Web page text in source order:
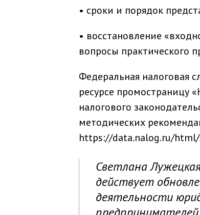
• сроки и порядок
• восстановление
вопросы практического
Федеральная налоговая
ресурсе промостраницу
налогового
методических
https://data.nalog.ru/html/
Светлана
действует
деятельности